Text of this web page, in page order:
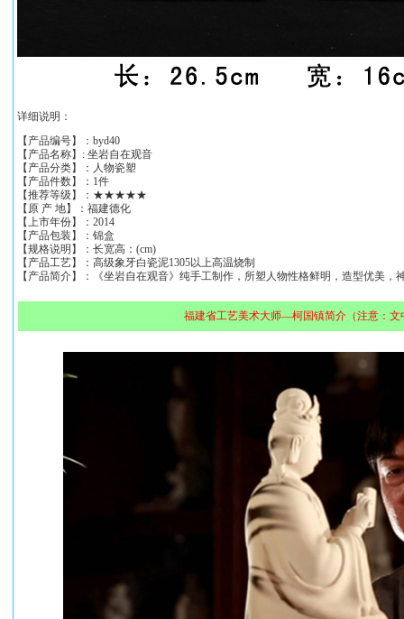
详细说明：
【产品编号】：byd40
【产品名称】: 坐岩自在观音
【产品分类】：人物瓷塑
【产品件数】：1件
【推荐等级】：★★★★★
【原 产 地】：福建德化
【上市年份】：2014
【产品包装】：锦盒
【规格说明】：长宽高：(cm)
【产品工艺】：高级象牙白瓷泥1305以上高温烧制
【产品简介】：《坐岩自在观音》纯手工制作，所塑人物性格鲜明，造型优美，
福建省工艺美术大师—柯国镇简介（注意：文